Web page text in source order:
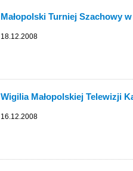
Małopolski Turniej Szachowy
18.12.2008
Wigilia Małopolskiej Telewizji
16.12.2008